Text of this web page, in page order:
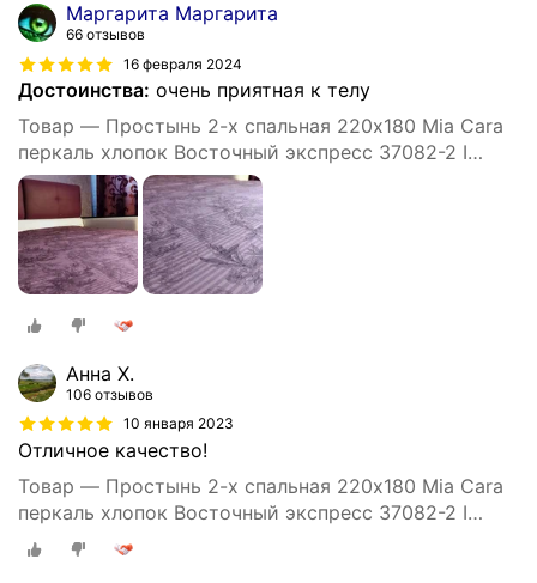
Маргарита Маргарита
66 отзывов
16 февраля 2024
Достоинства: очень приятная к телу
Товар — Простынь 2-х спальная 220х180 Mia Cara
перкаль хлопок Восточный экспресс 37082-2 I
простыня, простыни
Анна Х.
106 отзывов
10 января 2023
Отличное качество!
Товар — Простынь 2-х спальная 220х180 Mia Cara
перкаль хлопок Восточный экспресс 37082-2 I
простыня, простыни